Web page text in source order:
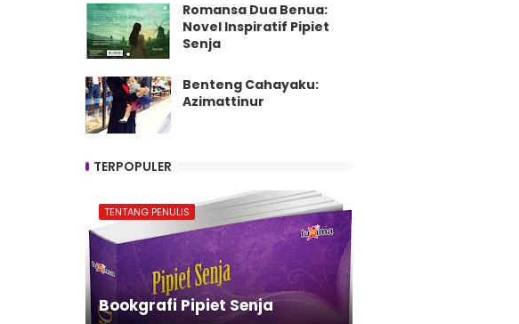
Romansa Dua Benua:
Novel Inspiratif Pipiet
Senja
Benteng Cahayaku:
Azimattinur
TERPOPULER
TENTANG PENULIS
Bookgrafi Pipiet Senja